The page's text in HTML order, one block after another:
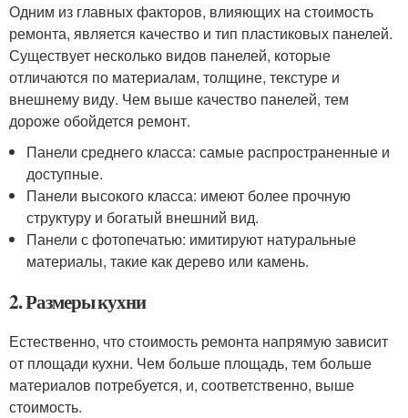
Одним из главных факторов, влияющих на стоимость
ремонта, является качество и тип пластиковых панелей.
Существует несколько видов панелей, которые
отличаются по материалам, толщине, текстуре и
внешнему виду. Чем выше качество панелей, тем
дороже обойдется ремонт.
Панели среднего класса: самые распространенные и
доступные.
Панели высокого класса: имеют более прочную
структуру и богатый внешний вид.
Панели с фотопечатью: имитируют натуральные
материалы, такие как дерево или камень.
2. Размеры кухни
Естественно, что стоимость ремонта напрямую зависит
от площади кухни. Чем больше площадь, тем больше
материалов потребуется, и, соответственно, выше
стоимость.